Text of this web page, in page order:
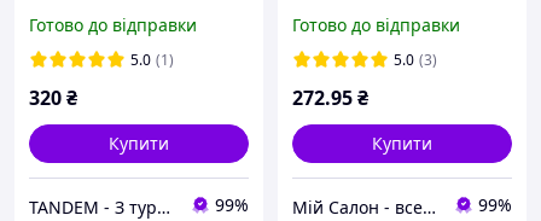
блакитне для масажу,
косметології, кушетки
Готово до відправки
5.0 (1)
320₴
Купити
TANDEM - З турботою про Вас та ваших клієнтів 99%
Готово до відправки
5.0 (3)
272.95₴
Купити
Мій Салон - все для вашого салону! 99%